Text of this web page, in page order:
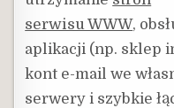
serwisu WWW,
aplikacji (np. sklep
kont e-mail we
serwery i szybkie